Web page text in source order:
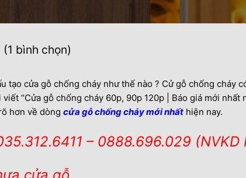
bình chọn)
tạo cửa gỗ chống cháy như thế nào ? Cử gỗ chống cháy
“Cửa gỗ chống cháy 60p, 90p 120p | Báo giá mới nhất
hơn về dòng cửa gỗ chống cháy mới nhấthiện nay.
– 0888.696.029 (NVKD